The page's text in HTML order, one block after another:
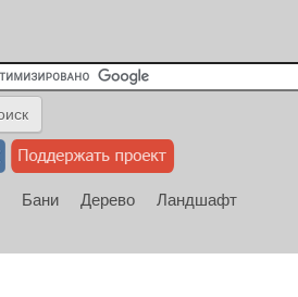
Бани Дерево
Ландшафт